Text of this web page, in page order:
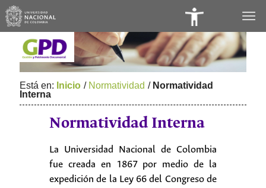
de
Accesibilidad
Está en: Inicio / Normatividad / Normatividad
Interna
Normatividad Interna
La Universidad Nacional de Colombia
fue creada en 1867 por medio de la
expedición de la Ley 66 del Congreso de